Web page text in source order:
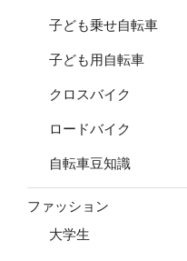
子ども乗せ自転車
子ども用自転車
クロスバイク
ロードバイク
自転車豆知識
ファッション
大学生